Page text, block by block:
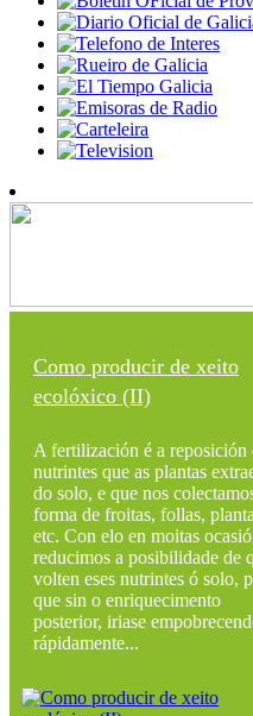
Como producir de xeito
ecolóxico (II)
A fertilización é a reposición
nutrintes que as plantas
do solo, e que nos
forma de froitas, follas,
etc. Con elo en moitas
reducimos a posibilidade de
volten eses nutrintes ó solo,
que sin o enriquecimento
posterior, iriase
rápidamente...